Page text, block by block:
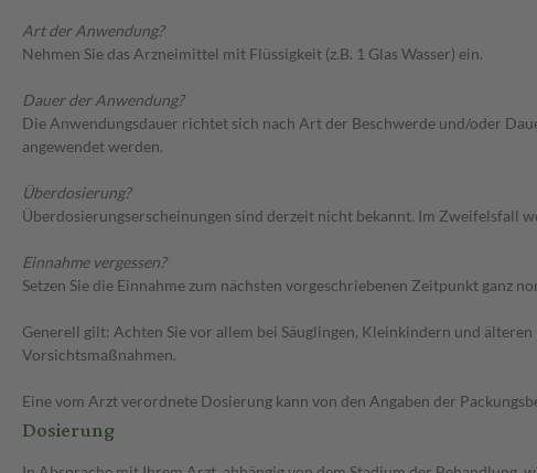
Art der Anwendung?
Nehmen Sie das Arzneimittel mit Flüssigkeit (z.B. 1 Glas Wasser) ein.
Dauer der Anwendung?
Die Anwendungsdauer richtet sich nach Art der Beschwerde und/oder
angewendet werden.
Überdosierung?
Überdosierungserscheinungen sind derzeit nicht bekannt. Im Zweifelsfall
Einnahme vergessen?
Setzen Sie die Einnahme zum nächsten vorgeschriebenen Zeitpunkt ganz
Generell gilt: Achten Sie vor allem bei Säuglingen, Kleinkindern und
Vorsichtsmaßnahmen.
Eine vom Arzt verordnete Dosierung kann von den Angaben der
Dosierung